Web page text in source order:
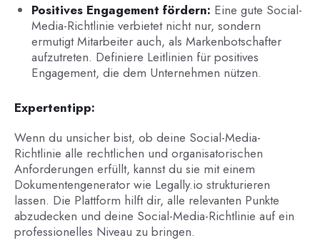
Positives Engagement fördern: Eine gute Social-
Media-Richtlinie verbietet nicht nur, sondern
ermutigt Mitarbeiter auch, als Markenbotschafter
aufzutreten. Definiere Leitlinien für positives
Engagement, die dem Unternehmen nützen.
Expertentipp:
Wenn du unsicher bist, ob deine Social-Media-
Richtlinie alle rechtlichen und organisatorischen
Anforderungen erfüllt, kannst du sie mit einem
Dokumentengenerator wie Legally.io strukturieren
lassen. Die Plattform hilft dir, alle relevanten Punkte
abzudecken und deine Social-Media-Richtlinie auf ein
professionelles Niveau zu bringen.